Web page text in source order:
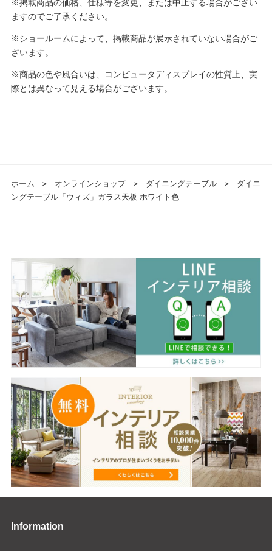
※掲載商品の価格、仕様等を変更、または中止する場合がござい
ますのでご了承ください。
※ショールームによって、掲載商品が展示されていない場合がご
ざいます。
※商品の色や風合いは、コンピュータディスプレイの性質上、実
際とは異なって見える場合がございます。
ホーム ＞ オンラインショップ ＞ ダイニングテーブル ＞
ダイニ
ングテーブル「ウィズ」ガラス天板 ホワイト色
Information